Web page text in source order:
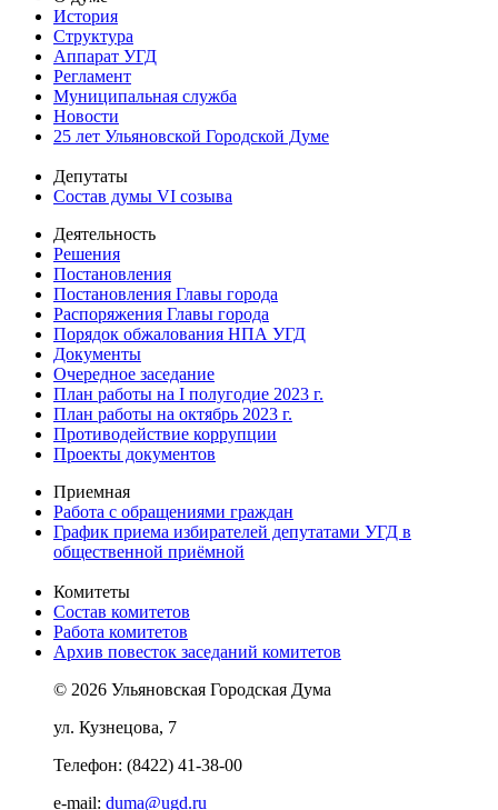
История
Структура
Аппарат УГД
Регламент
Муниципальная служба
Новости
25 лет Ульяновской Городской Думе
Депутаты
Состав думы VI созыва
Деятельность
Решения
Постановления
Постановления Главы города
Распоряжения Главы города
Порядок обжалования НПА УГД
Документы
Очередное заседание
План работы на I полугодие 2023 г.
План работы на октябрь 2023 г.
Противодействие коррупции
Проекты документов
Приемная
Работа с обращениями граждан
График приема избирателей депутатами УГД в
общественной приёмной
Комитеты
Состав комитетов
Работа комитетов
Архив повесток заседаний комитетов
© 2026 Ульяновская Городская Дума
ул. Кузнецова, 7
Телефон: (8422) 41-38-00
e-mail: duma@ugd.ru